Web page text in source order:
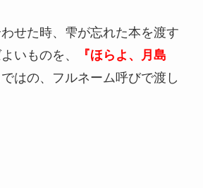
せた時、雫が忘れた本を渡す
いものを、
『ほらよ、月島
はの、フルネーム呼びで渡し